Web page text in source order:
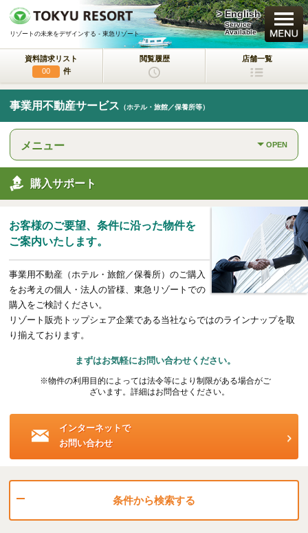
リゾートの未来をデザインする - 東急リゾート
> English
Service
Available
資料請求リスト
00
件
閲覧履歴 店舗一覧
事業用不動産サービス （ホテル・旅館／保養所等）
メニュー OPEN
購入サポート
お客様のご要望、条件に沿った物件を
ご案内いたします。
事業用不動産（ホテル・旅館／保養所）のご購入
をお考えの個人・法人の皆様、東急リゾートでの
購入をご検討ください。
リゾート販売トップシェア企業である当社ならではのラインナップを取
り揃えております。
まずはお気軽にお問い合わせください。
※物件の利用目的によっては法令等により制限がある場合がご
ざいます。詳細はお問合せください。
インターネットで
お問い合わせ
条件から検索する
買いたい
新規・新築マンション
中古物件
一戸建て/マンション/土地
東急ハーヴェストクラブ
会員制リゾートホテル
ホテルコンドミニアム
所有するリゾートから
事業用不動産サービス
（ホテル・旅館／保養所等）
海外事業（ハワイ）
海外事業（フィリピン）
査定をしてほしい
売却方法等について相談したい
仲介でのご売却とは